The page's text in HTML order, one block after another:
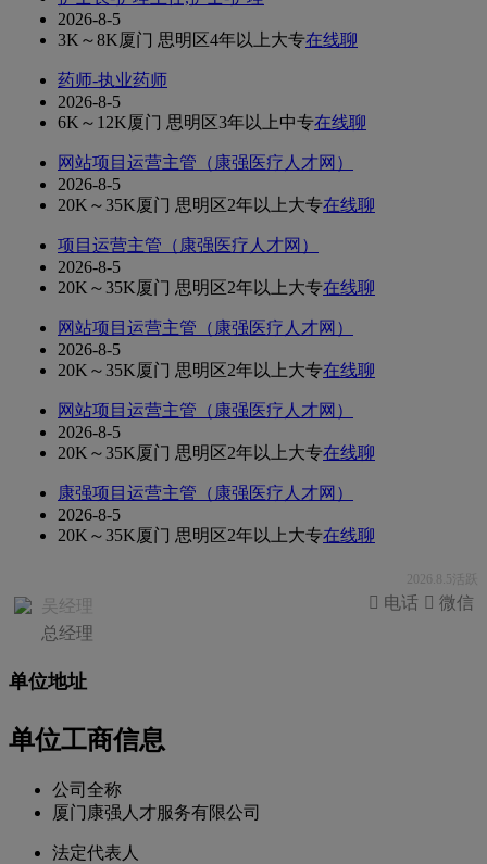
2026-8-5
3K～8K厦门 思明区4年以上大专在线聊
药师-执业药师
2026-8-5
6K～12K厦门 思明区3年以上中专在线聊
网站项目运营主管（康强医疗人才网）
2026-8-5
20K～35K厦门 思明区2年以上大专在线聊
项目运营主管（康强医疗人才网）
2026-8-5
20K～35K厦门 思明区2年以上大专在线聊
网站项目运营主管（康强医疗人才网）
2026-8-5
20K～35K厦门 思明区2年以上大专在线聊
网站项目运营主管（康强医疗人才网）
2026-8-5
20K～35K厦门 思明区2年以上大专在线聊
康强项目运营主管（康强医疗人才网）
2026-8-5
20K～35K厦门 思明区2年以上大专在线聊
2026.8.5活跃
吴经理
总经理
 微信
 电话
单位地址
单位工商信息
公司全称
厦门康强人才服务有限公司
法定代表人